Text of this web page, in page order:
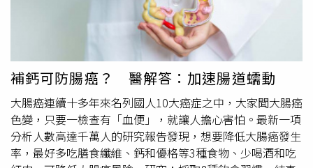
現了極高的敬業精神，堅持親自學習蒙語，拒絕使用配音，
即使學習過程艱難，「第一次見到蒙語台詞完全看不懂。」
他仍每日練習蒙語，搭配不同層次的情感表演，最終以流利
的蒙語完成演出，「無論是語言或動作，都形成肌肉記
憶！」
一下哈克自己每天練習之後體會到的。為何我們總記住批
評？ 揭開「負向偏誤」有一個英文的心理學概念，很多人
都看過聽過，叫做「negativity bias」負向偏誤。負向偏誤
的意思就是，有五個人說你的好話、有一個人說你的壞話，
你常常自動化的只認真記得那個壞話。也就是說，想像一
下，當你的FB、IG、社群媒體平臺上的留言裡，如果有五
個好聽的留言但是有一個留言似乎不贊成不怎麼喜歡，那你
晚上睡前就會想起那一個？你常常會不由自主的忽略前面五
個，而一直想起後面那個讓你不舒服的。negativity bias用
白話來說，就是大腦的思考保衛安全系統，是大腦盡全力的
補鈣可防腸癌？ 醫解答：加速腸道蠕動
大腸癌連續十多年來名列國人10大癌症之中，大家聞大腸癌
色變，只要一檢查有「血便」，就讓人擔心害怕。最新一項
分析人數高達千萬人的研究報告發現，想要降低大腸癌發生
率，最好多吃膳食纖維、鈣和優格等3種食物、少喝酒和吃